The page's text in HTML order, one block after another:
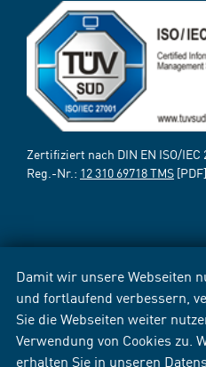
Damit wir unsere Webseiten
und fortlaufend verbessern,
Sie die Webseiten weiter
Verwendung von Cookies zu.
erhalten Sie in unseren
Zertifiziert nach DIN EN ISO/IEC
Reg.-Nr.: 12 310 69718 TMS